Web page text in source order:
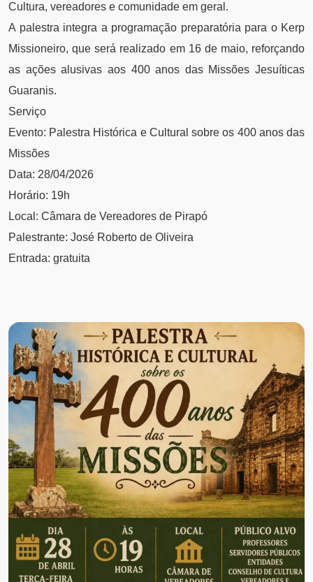
Cultura, vereadores e comunidade em geral.
A palestra integra a programação preparatória para o Kerp
Missioneiro, que será realizado em 16 de maio, reforçando
as ações alusivas aos 400 anos das Missões Jesuíticas
Guaranis.
Serviço
Evento: Palestra Histórica e Cultural sobre os 400 anos das
Missões
Data: 28/04/2026
Horário: 19h
Local: Câmara de Vereadores de Pirapó
Palestrante: José Roberto de Oliveira
Entrada: gratuita